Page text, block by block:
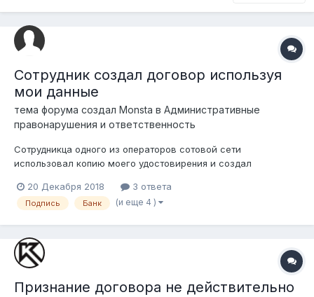
Сотрудник создал договор используя
мои данные
тема форума создал Monsta в Административные
правонарушения и ответственность
Сотрудникца одного из операторов сотовой сети
использовал копию моего удостовирения и создал
международной платежной карты в банке. Зарегестрировала
мобильный номер на мое имя, заполнила документ банка и
20 Декабря 2018 3 ответа
Подпись Банк (и еще 4 )
Признание договора не действительно